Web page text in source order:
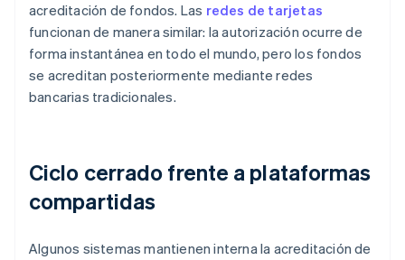
acreditación de fondos. Las redes de tarjetas
funcionan de manera similar: la autorización ocurre de
forma instantánea en todo el mundo, pero los fondos
se acreditan posteriormente mediante redes
bancarias tradicionales.
Ciclo cerrado frente a plataformas
compartidas
Algunos sistemas mantienen interna la acreditación de